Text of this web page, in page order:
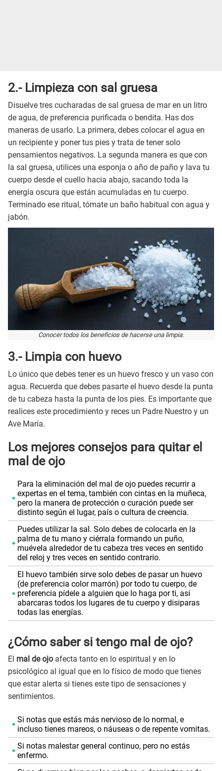
2.- Limpieza con sal gruesa
Disuelve tres cucharadas de sal gruesa de mar en un litro
de agua, de preferencia purificada o bendita. Has dos
maneras de usarlo. La primera, debes colocar el agua en
un recipiente y poner tus pies y trata de tener solo
pensamientos negativos. La segunda manera es que con
la sal gruesa, utilices una esponja o año de paño y lava tu
cuerpo desde el cuello hacia abajo, sacando toda la
energía oscura que están acumuladas en tu cuerpo.
Terminado ese ritual, tómate un baño habitual con agua y
jabón.
Conocer todos los beneficios de hacerse una limpia.
3.- Limpia con huevo
Lo único que debes tener es un huevo fresco y un vaso con
agua. Recuerda que debes pasarte el huevo desde la punta
de tu cabeza hasta la punta de los pies. Es importante que
realices este procedimiento y reces un Padre Nuestro y un
Ave María.
Los mejores consejos para quitar el
mal de ojo
Para la eliminación del mal de ojo puedes recurrir a
expertas en el tema, también con cintas en la muñeca,
pero la manera de protección o curación puede ser
distinto según el lugar, país o cultura de creencia.
Puedes utilizar la sal. Solo debes de colocarla en la
palma de tu mano y ciérrala formando un puño,
muévela alrededor de tu cabeza tres veces en sentido
del reloj y tres veces en sentido contrario.
El huevo también sirve solo debes de pasar un huevo
(de preferencia color marrón) por todo tu cuerpo, de
preferencia pídele a alguien que lo haga por ti, así
abarcaras todos los lugares de tu cuerpo y disiparas
todas las energías.
¿Cómo saber si tengo mal de ojo?
El mal de ojo afecta tanto en lo espiritual y en lo
psicológico al igual que en lo físico de modo que tienes
que estar alerta si tienes este tipo de sensaciones y
sentimientos.
Si notas que estás más nervioso de lo normal, e
incluso tienes mareos, o náuseas o de repente vomitas.
Si notas malestar general continuo, pero no estás
enfermo.